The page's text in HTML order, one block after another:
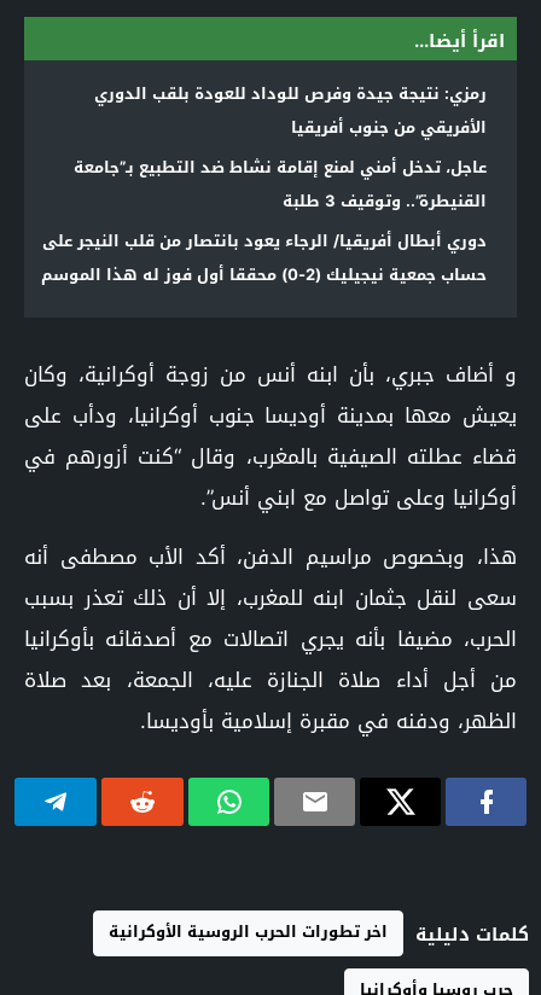
اقرأ أيضا...
رمزي: نتيجة جيدة وفرص للوداد للعودة بلقب الدوري
الأفريقي من جنوب أفريقيا
عاجل، تدخل أمني لمنع إقامة نشاط ضد التطبيع بـ”جامعة
القنيطرة”.. وتوقيف 3 طلبة
دوري أبطال أفريقيا/ الرجاء يعود بانتصار من قلب النيجر على
حساب جمعية نيجيليك (2-0) محققا أول فوز له هذا الموسم
و أضاف جبري، بأن ابنه أنس من زوجة أوكرانية، وكان
يعيش معها بمدينة أوديسا جنوب أوكرانيا، ودأب على
قضاء عطلته الصيفية بالمغرب، وقال “كنت أزورهم في
أوكرانيا وعلى تواصل مع ابني أنس”.
هذا، وبخصوص مراسيم الدفن، أكد الأب مصطفى أنه
سعى لنقل جثمان ابنه للمغرب، إلا أن ذلك تعذر بسبب
الحرب، مضيفا بأنه يجري اتصالات مع أصدقائه بأوكرانيا
من أجل أداء صلاة الجنازة عليه، الجمعة، بعد صلاة
الظهر، ودفنه في مقبرة إسلامية بأوديسا.
كلمات دليلية
اخر تطورات الحرب الروسية الأوكرانية